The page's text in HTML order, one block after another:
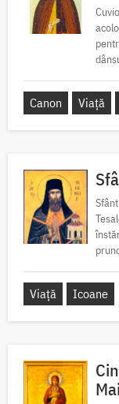
Canon Viață
Viață Icoane